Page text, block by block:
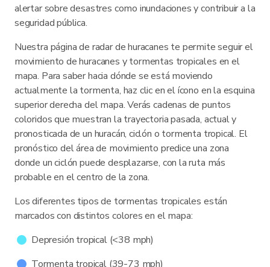
alertar sobre desastres como inundaciones y contribuir a la
seguridad pública.
Nuestra página de radar de huracanes te permite seguir el
movimiento de huracanes y tormentas tropicales en el
mapa. Para saber hacia dónde se está moviendo
actualmente la tormenta, haz clic en el ícono en la esquina
superior derecha del mapa. Verás cadenas de puntos
coloridos que muestran la trayectoria pasada, actual y
pronosticada de un huracán, ciclón o tormenta tropical. El
pronóstico del área de movimiento predice una zona
donde un ciclón puede desplazarse, con la ruta más
probable en el centro de la zona.
Los diferentes tipos de tormentas tropicales están
marcados con distintos colores en el mapa:
Depresión tropical (<38 mph)
Tormenta tropical (39-73 mph)